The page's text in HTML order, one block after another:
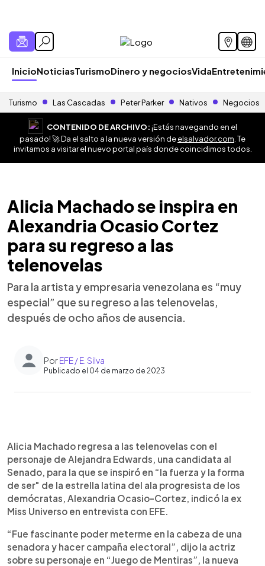
InicioNoticiasTurismoDinero y negociosVida
Turismo Las Cascadas Peter Parker Nativos Negocios
CONTENIDO DE ARCHIVO:¡Estás navegando en el
pasado! 🚀 Da el salto a la nueva versión deelsalvador.com . Te
invitamos a visitar el nuevo portal país donde coincidimos todos.
Alicia Machado se inspira en
Alexandria Ocasio Cortez
para su regreso a las
telenovelas
Para la artista y empresaria venezolana es “muy
especial” que su regreso a las telenovelas,
después de ocho años de ausencia.
PorEFE / E. Silva
Publicado el 04 de marzo de 2023
► Escuchar artículo
Alicia Machado regresa a las telenovelas con el
personaje de Alejandra Edwards, una candidata al
Senado, para la que se inspiró en “la fuerza y la forma
de ser" de la estrella latina del ala progresista de los
demócratas, Alexandria Ocasio-Cortez, indicó la ex
Miss Universo en entrevista con EFE.
“Fue fascinante poder meterme en la cabeza de una
senadora y hacer campaña electoral”, dijo la actriz
sobre su personaje en “Juego de Mentiras”, la nueva